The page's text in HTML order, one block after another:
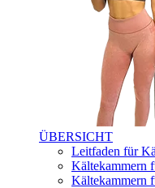
ÜBERSICHT
Leitfaden für
Kältekammern
Kältekammern